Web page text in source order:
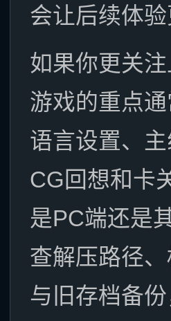
会让后续体验
如果你更关
游戏的重点
语言设置、
CG回想和卡
是PC端还是
查解压路径
与旧存档备